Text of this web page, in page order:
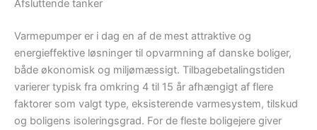
Afsluttende tanker
Varmepumper er i dag en af de mest attraktive og
energieffektive løsninger til opvarmning af danske boliger,
både økonomisk og miljømæssigt. Tilbagebetalingstiden
varierer typisk fra omkring 4 til 15 år afhængigt af flere
faktorer som valgt type, eksisterende varmesystem, tilskud
og boligens isoleringsgrad. For de fleste boligejere giver